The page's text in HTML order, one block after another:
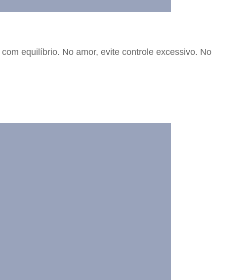
equilíbrio. No amor, evite controle excessivo. No